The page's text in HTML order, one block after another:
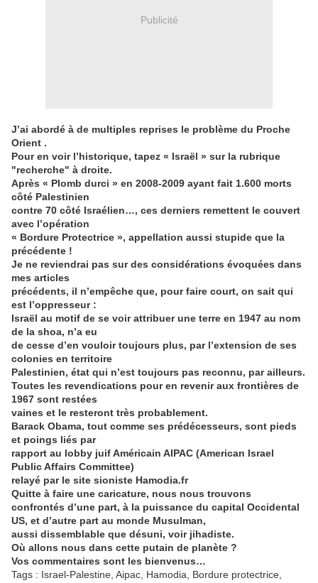
Publicité
J’ai abordé à de multiples reprises le problème du Proche
Orient .
Pour en voir l’historique, tapez « Israël » sur la rubrique
"recherche" à droite.
Après « Plomb durci » en 2008-2009 ayant fait 1.600 morts
côté Palestinien
contre 70 côté Israélien…, ces derniers remettent le couvert
avec l’opération
« Bordure Protectrice », appellation aussi stupide que la
précédente !
Je ne reviendrai pas sur des considérations évoquées dans
mes articles
précédents, il n’empêche que, pour faire court, on sait qui
est l’oppresseur :
Israël au motif de se voir attribuer une terre en 1947 au nom
de la shoa, n’a eu
de cesse d’en vouloir toujours plus, par l’extension de ses
colonies en territoire
Palestinien, état qui n’est toujours pas reconnu, par ailleurs.
Toutes les revendications pour en revenir aux frontières de
1967 sont restées
vaines et le resteront très probablement.
Barack Obama, tout comme ses prédécesseurs, sont pieds
et poings liés par
rapport au lobby juif Américain AIPAC (American Israel
Public Affairs Committee)
relayé par le site sioniste Hamodia.fr
Quitte à faire une caricature, nous nous trouvons
confrontés d’une part, à la puissance du capital Occidental
US, et d’autre part au monde Musulman,
aussi dissemblable que désuni, voir jihadiste.
Où allons nous dans cette putain de planète ?
Vos commentaires sont les bienvenus…
Tags : Israel-Palestine, Aipac, Hamodia, Bordure protectrice,